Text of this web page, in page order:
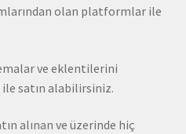
olan platformlar ile
ve eklentilerini
ile satın alabilirsiniz.
alınan ve üzerinde hiç